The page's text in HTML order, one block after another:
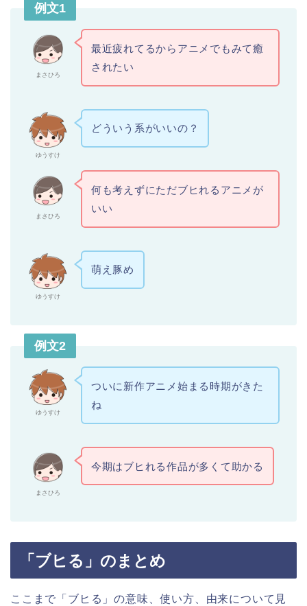
例文1
まさひろ
最近疲れてるからアニメでもみて癒
されたい
ゆうすけ
どういう系がいいの？
まさひろ
何も考えずにただブヒれるアニメが
いい
ゆうすけ
萌え豚め
例文2
ゆうすけ
ついに新作アニメ始まる時期がきた
ね
まさひろ
今期はブヒれる作品が多くて助かる
「ブヒる」のまとめ
ここまで「ブヒる」の意味、使い方、由来について見